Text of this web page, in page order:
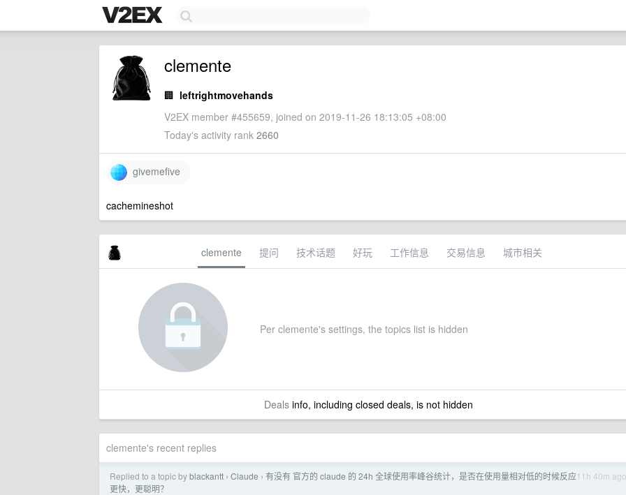
clemente
🏢 leftrightmovehands
V2EX member #455659, joined on 2019-11-26 18:13:05 +08:00
Today's activity rank 2660
givemefive
cachemineshot
clemente 提问 技术话题 好玩 工作信息 交易信息 城市相关
Per clemente's settings, the topics list is hidden
Dealsinfo, including closed deals, is not hidden
clemente's recent replies
11h 40m ago
Replied to a topic byblackantt › Claude › 有没有 官方的 claude 的 24h 全球使用率峰谷统计，是否在使用量相对低的时候反应
更快，更聪明？